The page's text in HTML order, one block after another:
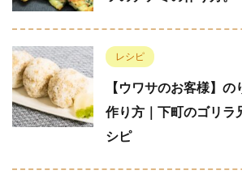
レシピ
【ウワサのお客様】
作り方｜下町のゴリラ
シピ